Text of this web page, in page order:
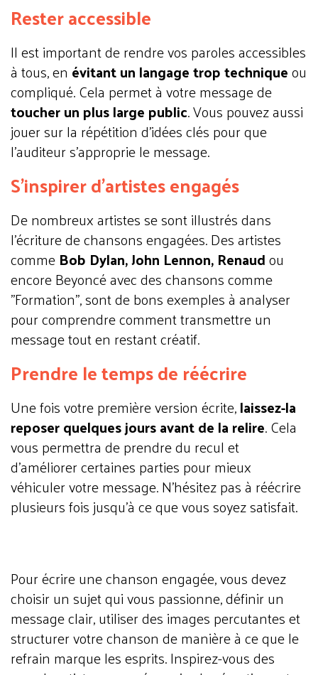
Rester accessible
Il est important de rendre vos paroles accessibles
à tous, en évitant un langage trop techniqueou
compliqué. Cela permet à votre message de
toucher un plus large public. Vous pouvez aussi
jouer sur la répétition d'idées clés pour que
l’auditeur s’approprie le message.
S'inspirer d'artistes engagés
De nombreux artistes se sont illustrés dans
l'écriture de chansons engagées. Des artistes
commeBob Dylan, John Lennon, Renaudou
encore Beyoncé avec des chansons comme
"Formation", sont de bons exemples à analyser
pour comprendre comment transmettre un
message tout en restant créatif.
Prendre le temps de réécrire
Une fois votre première version écrite,laissez-la
reposer quelques jours avant de la relire. Cela
vous permettra de prendre du recul et
d’améliorer certaines parties pour mieux
véhiculer votre message. N’hésitez pas à réécrire
plusieurs fois jusqu’à ce que vous soyez satisfait.
Pour écrire une chanson engagée, vous devez
choisir un sujet qui vous passionne, définir un
message clair, utiliser des images percutantes et
structurer votre chanson de manière à ce que le
refrain marque les esprits. Inspirez-vous des